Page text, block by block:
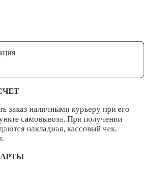
заказ наличными курьеру при его
самовывоза. При получении
накладная, кассовый чек,